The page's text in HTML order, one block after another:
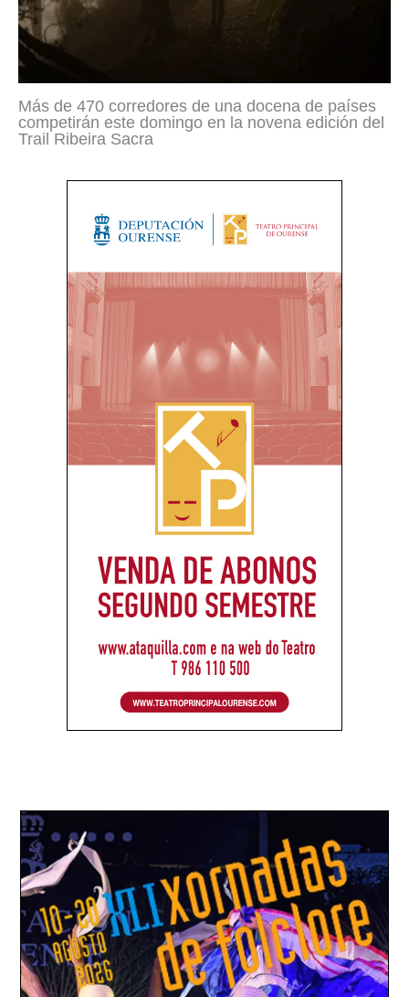
Más de 470 corredores de una docena de países
competirán este domingo en la novena edición del
Trail Ribeira Sacra